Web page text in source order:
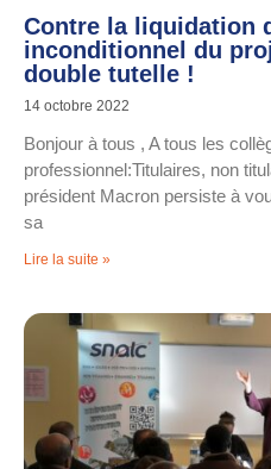
Contre la liquidation
inconditionnel du
double tutelle !
14 octobre 2022
Bonjour à tous , A tous les
professionnel:Titulaires, non
président Macron persiste à
sa
Lire la suite »